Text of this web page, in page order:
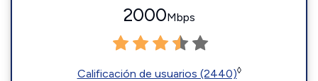
2000Mbps
Calificación de usuarios (2440)◊